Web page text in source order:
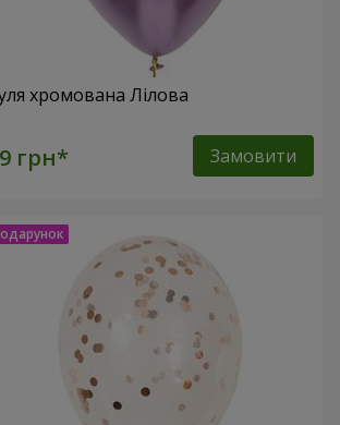
хромована Лілова
Замовити